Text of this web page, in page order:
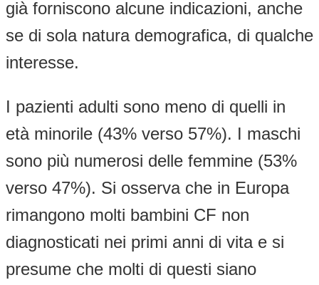
già forniscono alcune indicazioni, anche
se di sola natura demografica, di qualche
interesse.
I pazienti adulti sono meno di quelli in
età minorile (43% verso 57%). I maschi
sono più numerosi delle femmine (53%
verso 47%). Si osserva che in Europa
rimangono molti bambini CF non
diagnosticati nei primi anni di vita e si
presume che molti di questi siano